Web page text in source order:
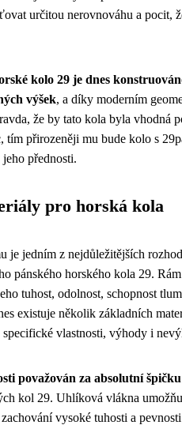
určitou nerovnováhu a pocit,
kolo 29 je dnes
výšek, a díky moderním
že by tato kola byla vhodná
tím přirozeněji mu bude kolo s
přednosti.
pro horská kola
je jedním z nejdůležitějších
pánského horského kola 29.
tuhost, odolnost, schopnost
existuje několik základních
vlastnosti, výhody i
považován za absolutní špičku
kol 29. Uhlíková vlákna
vysoké tuhosti a